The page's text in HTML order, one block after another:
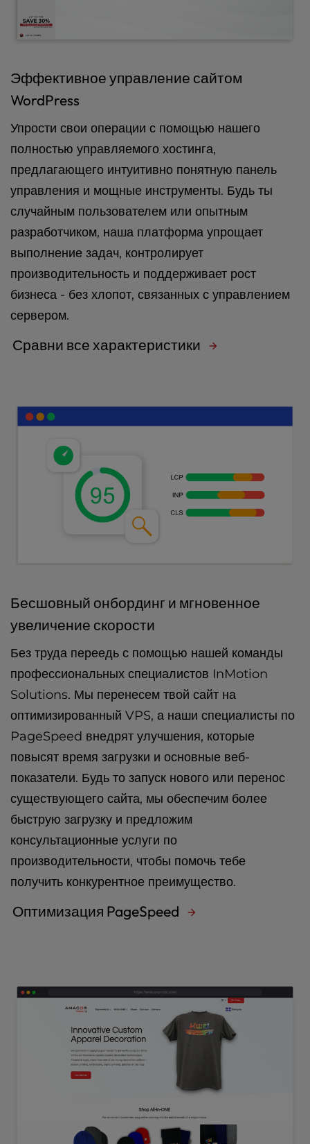
Эффективное управление сайтом
WordPress
Упрости свои операции с помощью нашего
полностью управляемого хостинга,
предлагающего интуитивно понятную панель
управления и мощные инструменты. Будь ты
случайным пользователем или опытным
разработчиком, наша платформа упрощает
выполнение задач, контролирует
производительность и поддерживает рост
бизнеса - без хлопот, связанных с управлением
сервером.
Сравни все характеристики
Бесшовный онбординг и мгновенное
увеличение скорости
Без труда переедь с помощью нашей команды
профессиональных специалистов InMotion
Solutions. Мы перенесем твой сайт на
оптимизированный VPS, а наши специалисты по
PageSpeed внедрят улучшения, которые
повысят время загрузки и основные веб-
показатели. Будь то запуск нового или перенос
существующего сайта, мы обеспечим более
быструю загрузку и предложим
консультационные услуги по
производительности, чтобы помочь тебе
получить конкурентное преимущество.
Оптимизация PageSpeed